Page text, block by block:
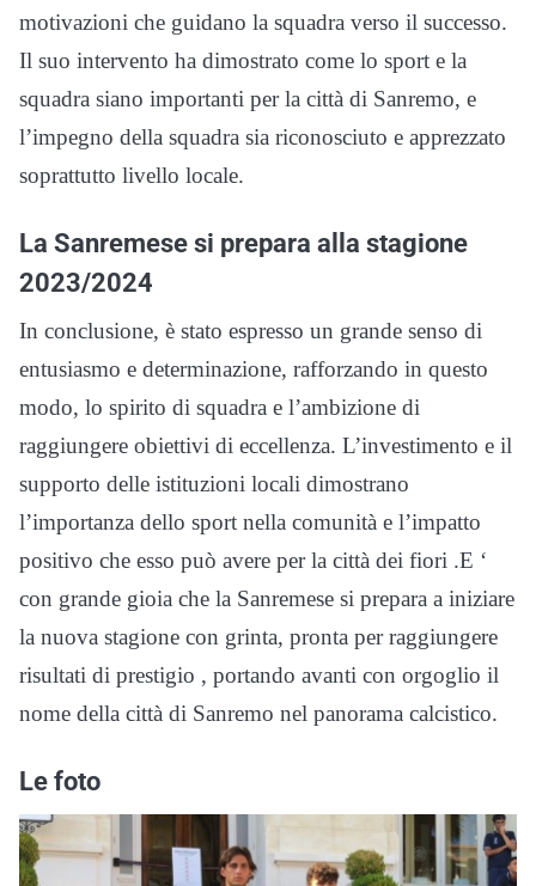
motivazioni che guidano la squadra verso il successo.
Il suo intervento ha dimostrato come lo sport e la
squadra siano importanti per la città di Sanremo, e
l’impegno della squadra sia riconosciuto e apprezzato
soprattutto livello locale.
La Sanremese si prepara alla stagione
2023/2024
In conclusione, è stato espresso un grande senso di
entusiasmo e determinazione, rafforzando in questo
modo, lo spirito di squadra e l’ambizione di
raggiungere obiettivi di eccellenza. L’investimento e il
supporto delle istituzioni locali dimostrano
l’importanza dello sport nella comunità e l’impatto
positivo che esso può avere per la città dei fiori .E ‘
con grande gioia che la Sanremese si prepara a iniziare
la nuova stagione con grinta, pronta per raggiungere
risultati di prestigio , portando avanti con orgoglio il
nome della città di Sanremo nel panorama calcistico.
Le foto